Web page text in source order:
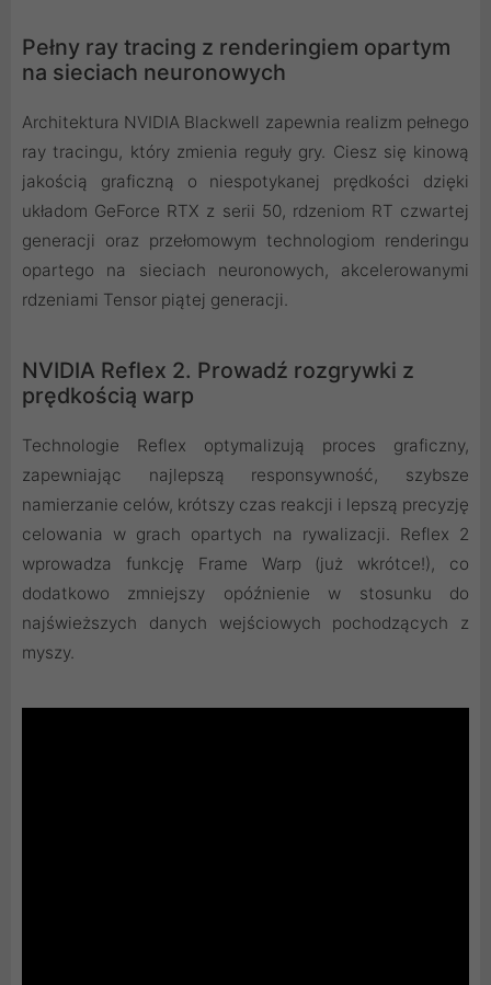
Pełny ray tracing z renderingiem opartym
na sieciach neuronowych
Architektura NVIDIA Blackwell zapewnia realizm pełnego
ray tracingu, który zmienia reguły gry. Ciesz się kinową
jakością graficzną o niespotykanej prędkości dzięki
układom GeForce RTX z serii 50, rdzeniom RT czwartej
generacji oraz przełomowym technologiom renderingu
opartego na sieciach neuronowych, akcelerowanymi
rdzeniami Tensor piątej generacji.
NVIDIA Reflex 2. Prowadź rozgrywki z
prędkością warp
Technologie Reflex optymalizują proces graficzny,
zapewniając najlepszą responsywność, szybsze
namierzanie celów, krótszy czas reakcji i lepszą precyzję
celowania w grach opartych na rywalizacji. Reflex 2
wprowadza funkcję Frame Warp (już wkrótce!), co
dodatkowo zmniejszy opóźnienie w stosunku do
najświeższych danych wejściowych pochodzących z
myszy.